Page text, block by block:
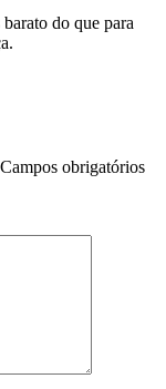
do que para
Campos obrigatórios